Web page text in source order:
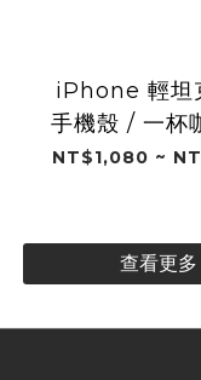
iPhone 輕坦
手機殼 / 一杯
人谷咖
NT$1,080 ~
查看更多